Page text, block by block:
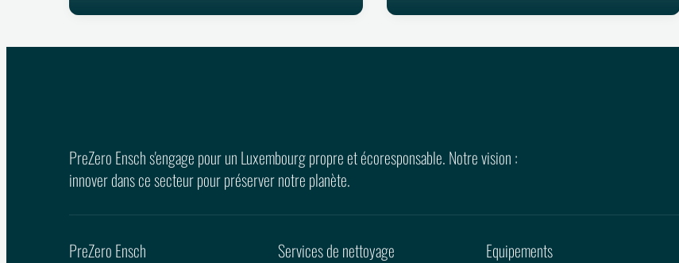
PreZero Ensch s'engage pour un Luxembourg propre et écoresponsable. Notre vision :
innover dans ce secteur pour préserver notre planète.
PreZero Ensch
Services de nettoyage
Equipements